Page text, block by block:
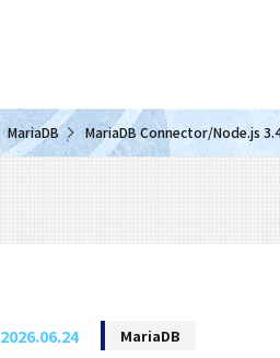
MariaDB MariaDB Connector/Node.js
2026.06.24 MariaDB